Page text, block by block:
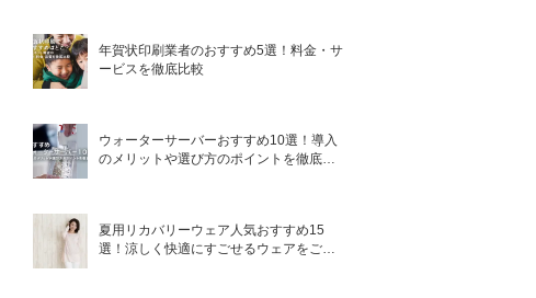
年賀状印刷業者のおすすめ5選！料金・サ
ービスを徹底比較
ウォーターサーバーおすすめ10選！導入
のメリットや選び方のポイントを徹底解
夏用リカバリーウェア人気おすすめ15
選！涼しく快適にすごせるウェアをご紹